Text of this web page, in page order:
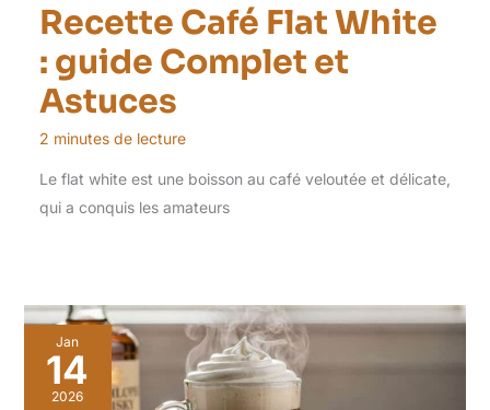
Recette Café Flat White
: guide Complet et
Astuces
2 minutes de lecture
Le flat white est une boisson au café veloutée et délicate,
qui a conquis les amateurs
Jan
14
2026